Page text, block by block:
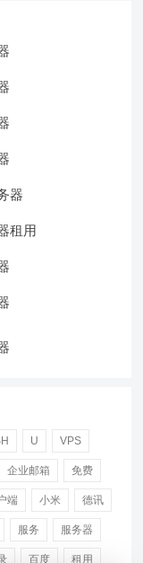
器
租用
U VPS
企业邮箱 免费
端 小米 德讯
服务 服务器
百度 租用